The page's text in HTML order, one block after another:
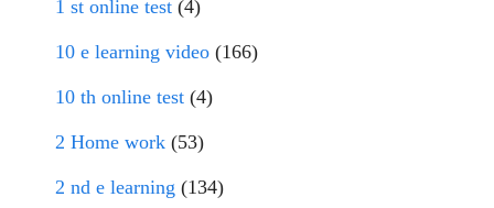
1 st online test (4)
10 e learning video (166)
10 th online test (4)
2 Home work (53)
2 nd e learning (134)